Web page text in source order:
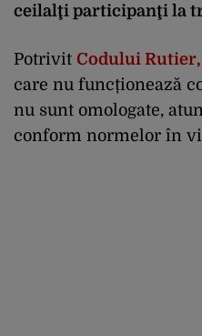
ceilalţi participanţi la
Potrivit Codului Rutier,
care nu funcționează
nu sunt omologate,
conform normelor în